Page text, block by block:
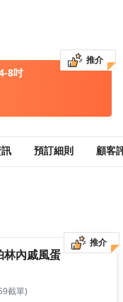
8吋
推介
預訂細則 顧客
推介
林內戚風蛋
截單)